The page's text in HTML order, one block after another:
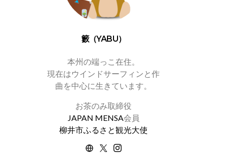
籔（YABU）
本州の端っこ在住。
現在はウインドサーフィンと作
曲を中心に生きています。
お茶のみ取締役
JAPAN MENSA会員
柳井市ふるさと観光大使